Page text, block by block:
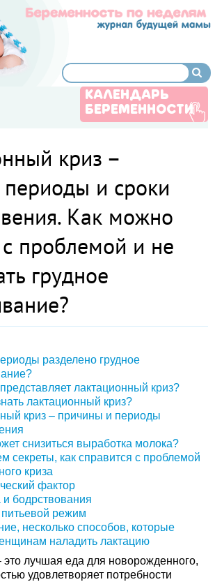
КАЛЕНДАРЬ
БЕРЕМЕННОСТИ
криз –
и сроки
Как можно
с проблемой и не
грудное
разделено грудное
лактационный криз?
лактационный криз?
криз – причины и периоды
снизиться выработка молока?
секреты, как справится с проблемой
криза
фактор
бодрствования
режим
несколько способов, которые
наладить лактацию
это лучшая еда для новорожденного,
удовлетворяет потребности